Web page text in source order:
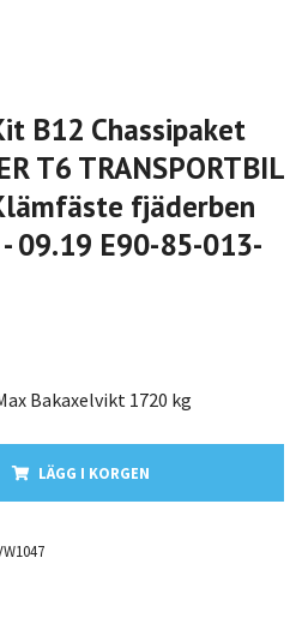
B12 Chassipaket
T6 TRANSPORTBIL
fjäderben
09.19 E90-85-013-
Bakaxelvikt 1720 kg
LÄGG I KORGEN